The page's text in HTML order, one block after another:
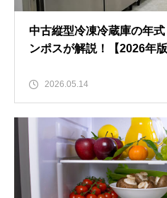
中古縦型冷凍冷蔵庫の年
ンポスが解説！【2026年版
2026.05.14